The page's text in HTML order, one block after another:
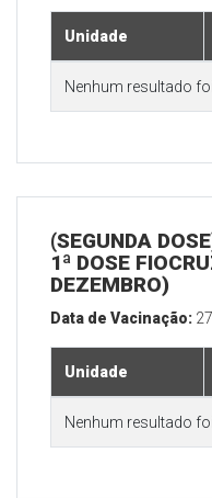
Unidade
Nenhum resultado
(SEGUNDA
1ª DOSE
DEZEMBRO)
Data de Vacinação:
Unidade
Nenhum resultado